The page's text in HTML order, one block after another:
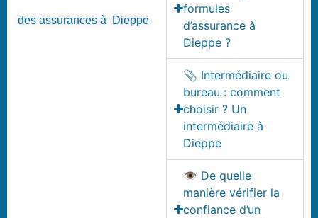
des assurances à Dieppe
formules
d’assurance à
Dieppe ?
📎 Intermédiaire ou
bureau : comment
choisir ? Un
intermédiaire à
Dieppe
👁️ De quelle
manière vérifier la
confiance d’un